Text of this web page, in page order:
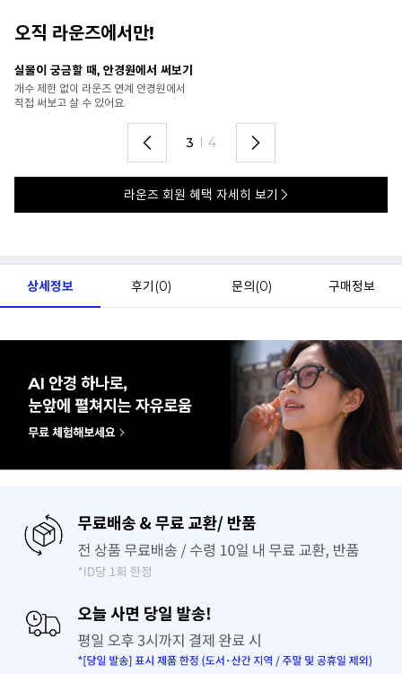
오직 라운즈에서만!
안경 렌즈 맞춤까지 한 번에
가까운 안경원으로 배송받아
렌즈 맞춤부터 피팅까지 편하게!
4 I 4
라운즈 회원 혜택 자세히 보기
상세정보 후기(0) 문의(0) 구매정보